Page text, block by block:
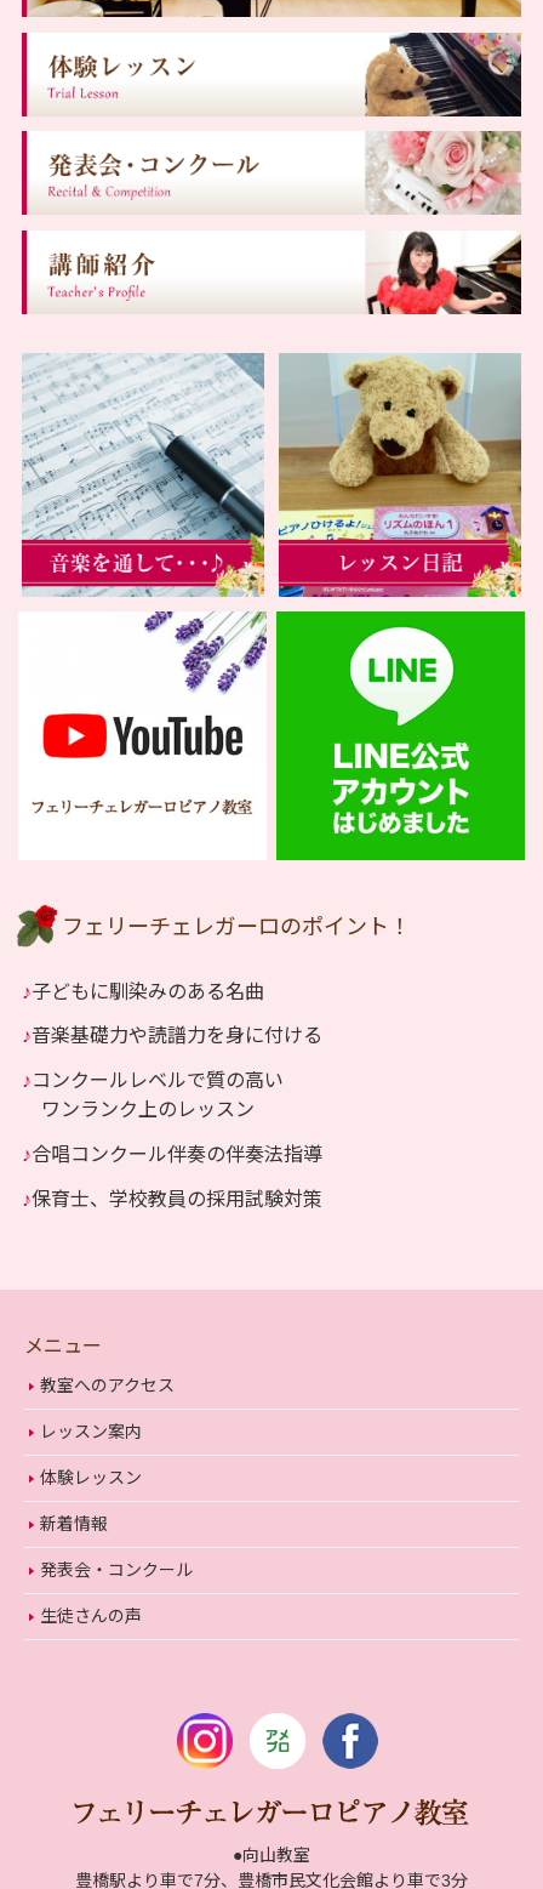
フェリーチェレガーロのポイント！
♪子どもに馴染みのある名曲
♪音楽基礎力や読譜力を身に付ける
♪コンクールレベルで質の高い
ワンランク上のレッスン
♪合唱コンクール伴奏の伴奏法指導
♪保育士、学校教員の採用試験対策
メニュー
教室へのアクセス
レッスン案内
体験レッスン
新着情報
発表会・コンクール
生徒さんの声
●向山教室
豊橋駅より車で7分、豊橋市民文化会館より車で3分